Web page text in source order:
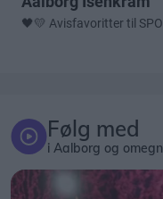
Følg med
i Aalborg og omegn